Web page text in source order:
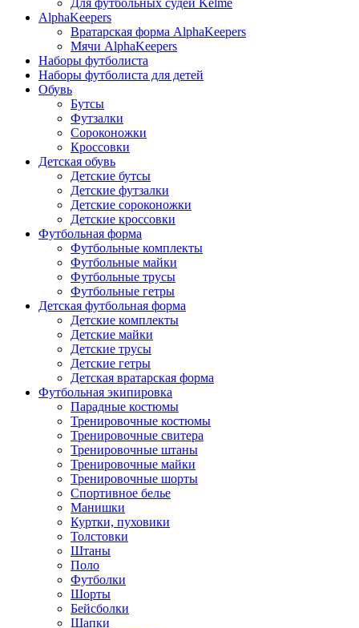
Для футбольных судей Kelme
AlphaKeepers
Вратарская форма AlphaKeepers
Мячи AlphaKeepers
Наборы футболиста
Наборы футболиста для детей
Обувь
Бутсы
Футзалки
Сороконожки
Кроссовки
Детская обувь
Детские бутсы
Детские футзалки
Детские сороконожки
Детские кроссовки
Футбольная форма
Футбольные комплекты
Футбольные майки
Футбольные трусы
Футбольные гетры
Детская футбольная форма
Детские комплекты
Детские майки
Детские трусы
Детские гетры
Детская вратарская форма
Футбольная экипировка
Парадные костюмы
Тренировочные костюмы
Тренировочные свитера
Тренировочные штаны
Тренировочные майки
Тренировочные шорты
Спортивное белье
Манишки
Куртки, пуховики
Толстовки
Штаны
Поло
Футболки
Шорты
Бейсболки
Шапки